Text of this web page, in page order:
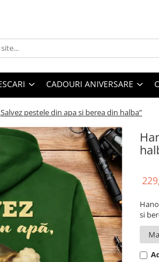
CADOURI ANIVERSARE
pestele din apa si berea din halba”
si